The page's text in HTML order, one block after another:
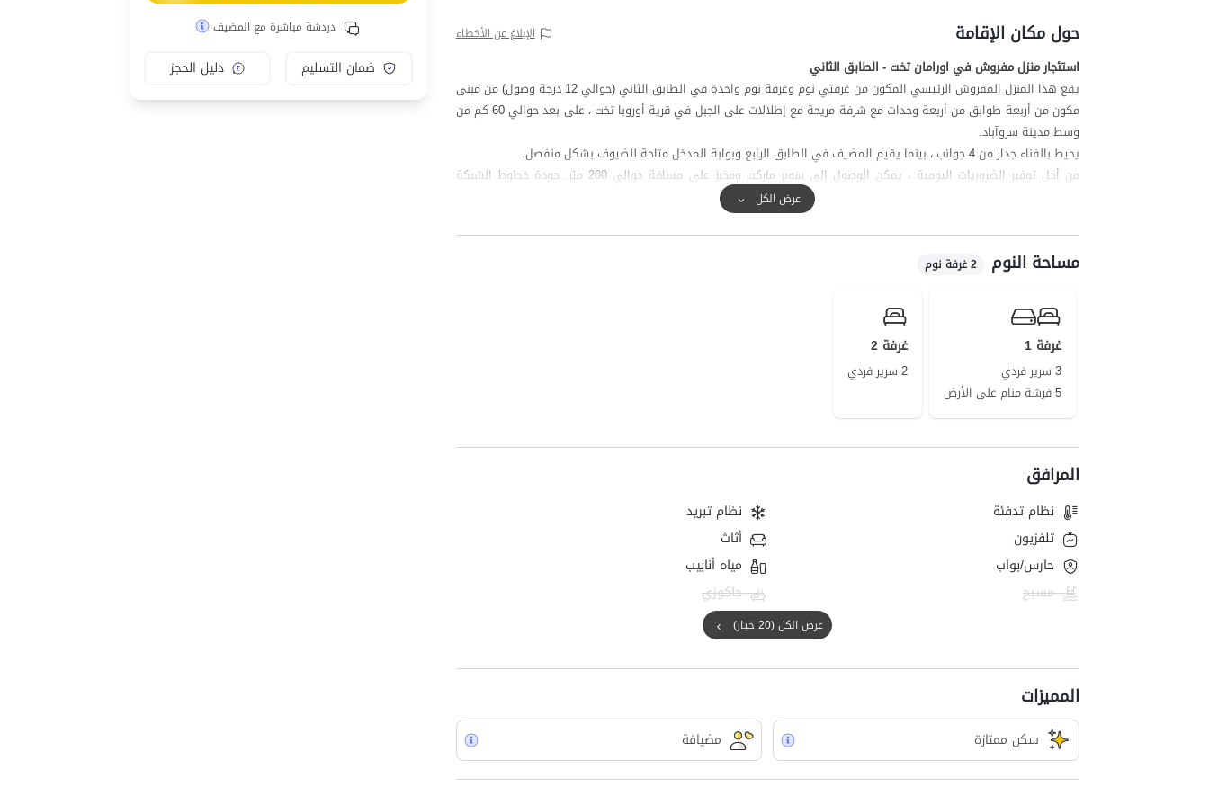
حول مكان الإقامة الإبلاغ عن الأخطاء
استئجار منزل مفروش في اورامان تخت - الطابق الثاني
يقع هذا المنزل المفروش الرئيسي المكون من غرفتي نوم وغرفة نوم واحدة في الطابق الثاني (حوالي 12 درجة وصول) من مبنى
مكون من أربعة طوابق من أربعة وحدات مع شرفة مريحة مع إطلالات على الجبل في قرية أوروبا تخت ، على بعد حوالي 60 كم من
وسط مدينة سروآباد.
يحيط بالفناء جدار من 4 جوانب ، بينما يقيم المضيف في الطابق الرابع وبوابة المدخل متاحة للضيوف بشكل منفصل.
من أجل توفير الضروريات اليومية ، يمكن الوصول إلى سوبر ماركت ومخبز على مسافة حوالي 200 متر. جودة خطوط الشبكة
للهواتف المحمولة جيدة أيضا في الاتصال وتغطية الإنترنت على شكل 4G.
أوراماناخت هي واحدة من قرى کردستان التي تتمتع بافت قرية فريدة ومميزة.
عرض الكل
مساحة النوم 2 غرفة نوم
غرفة 1
3 سرير فردي
5 فرشة منام على الأرض
غرفة 2
2 سرير فردي
المرافق
نظام تدفئة
نظام تبريد
تلفزيون
أثاث
حارس/بواب
مياه أنابيب
مسبح
جاكوزي
عرض الكل (20 خيار)
المميزات
سکن ممتازة مضيافة
دردشة مباشرة مع المضيف
ضمان التسليم دليل الحجز